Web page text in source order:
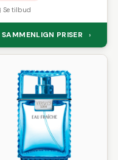
Se tilbud
SAMMENLIGN PRISER ›